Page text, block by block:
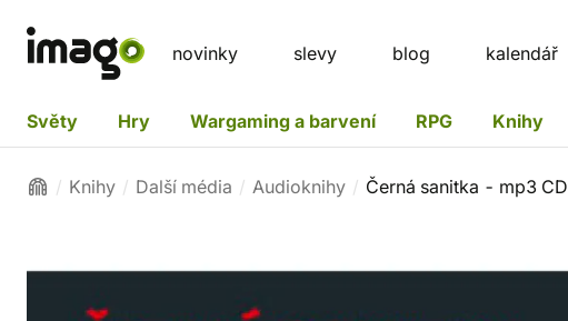
novinky slevy blog kalendář
Světy Hry Wargaming a barvení RPG Knihy
Knihy Další média Audioknihy Černá sanitka - mp3 CD